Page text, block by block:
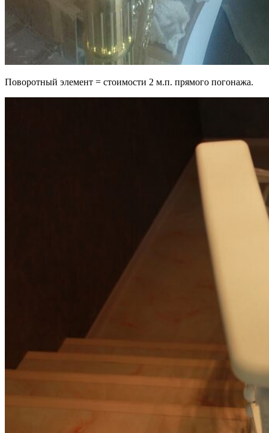
Поворотный элемент = стоимости 2 м.п. прямого погонажа.